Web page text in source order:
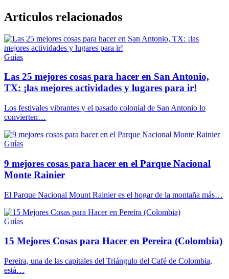
Articulos relacionados
Guías
Las 25 mejores cosas para hacer en San Antonio,
TX: ¡las mejores actividades y lugares para ir!
Los festivales vibrantes y el pasado colonial de San Antonio lo
convierten…
Guías
9 mejores cosas para hacer en el Parque Nacional
Monte Rainier
El Parque Nacional Mount Rainier es el hogar de la montaña más…
Guías
15 Mejores Cosas para Hacer en Pereira (Colombia)
Pereira, una de las capitales del Triángulo del Café de Colombia,
está…